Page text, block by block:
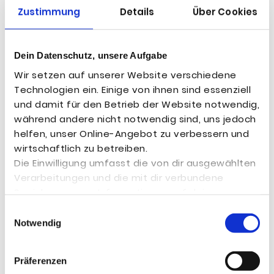
Zustimmung Details Über Cookies
Dein Datenschutz, unsere Aufgabe
Wir setzen auf unserer Website verschiedene
Technologien ein. Einige von ihnen sind essenziell
und damit für den Betrieb der Website notwendig,
während andere nicht notwendig sind, uns jedoch
helfen, unser Online-Angebot zu verbessern und
wirtschaftlich zu betreiben.
Die Einwilligung umfasst die von dir ausgewählten
Verarbeitungen und die mit dir verbundene
Speicherung von Informationen auf deinem
und die folgende Verarbeitung
Verarbeitungen mit dem Klick auf die Schaltfläche
Notwendig
Präferenzen

Tech­ni­sches Audit des